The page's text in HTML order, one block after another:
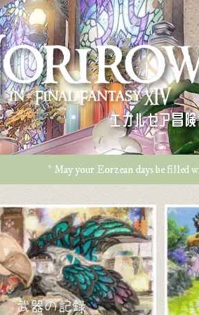
エオルゼア冒
* May your Eorzean days be filled
武器の記録